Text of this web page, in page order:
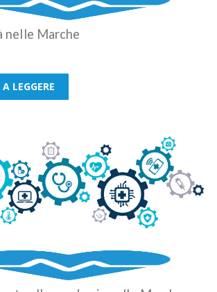
nelle Marche
LEGGERE